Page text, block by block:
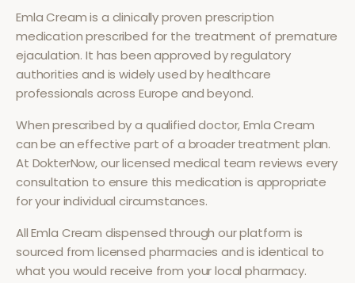
Emla Creamis a clinically proven prescription
medication prescribed for the treatment of premature
ejaculation. It has been approved by regulatory
authorities and is widely used by healthcare
professionals across Europe and beyond.
When prescribed by a qualified doctor,Emla Cream
can be an effective part of a broader treatment plan.
At DokterNow, our licensed medical team reviews every
consultation to ensure this medication is appropriate
for your individual circumstances.
AllEmla Cream dispensed through our platform is
sourced from licensed pharmacies and is identical to
what you would receive from your local pharmacy.